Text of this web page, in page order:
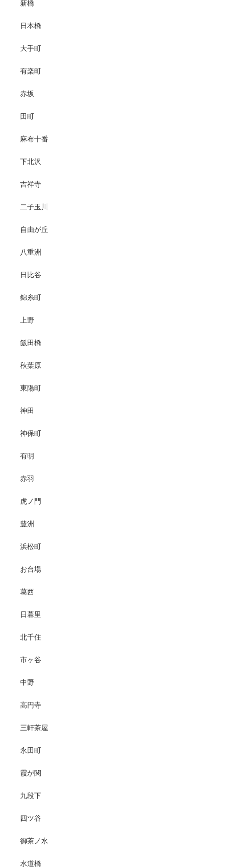
新橋
日本橋
大手町
有楽町
赤坂
田町
麻布十番
下北沢
吉祥寺
二子玉川
自由が丘
八重洲
日比谷
錦糸町
上野
飯田橋
秋葉原
東陽町
神田
神保町
有明
赤羽
虎ノ門
豊洲
浜松町
お台場
葛西
日暮里
北千住
市ヶ谷
中野
高円寺
三軒茶屋
永田町
霞が関
九段下
四ツ谷
御茶ノ水
水道橋